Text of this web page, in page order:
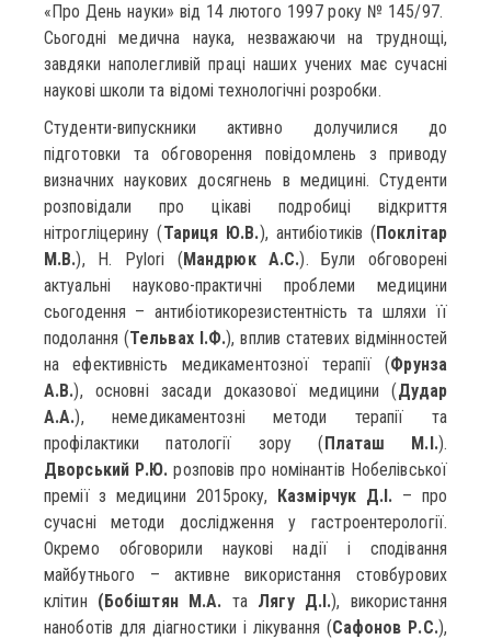
«Про День науки» від 14 лютого 1997 року № 145/97.
Сьогодні медична наука, незважаючи на труднощі,
завдяки наполегливій праці наших учених має сучасні
наукові школи та відомі технологічні розробки.
Студенти-випускники активно долучилися до
підготовки та обговорення повідомлень з приводу
визначних наукових досягнень в медицині. Студенти
розповідали про цікаві подробиці відкриття
нітрогліцерину (Тариця Ю.В.), антибіотиків (Поклітар
М.В.), H. Pylori (Мандрюк А.С.). Були обговорені
актуальні науково-практичні проблеми медицини
сьогодення – антибіотикорезистентність та шляхи її
подолання (Тельвах І.Ф.), вплив статевих відмінностей
на ефективність медикаментозної терапії (Фрунза
А.В.), основні засади доказової медицини (Дудар
А.А.), немедикаментозні методи терапії та
профілактики патології зору (Платаш М.І.).
Дворський Р.Ю. розповів про номінантів Нобелівської
премії з медицини 2015року, Казмірчук Д.І. – про
сучасні методи дослідження у гастроентерології.
Окремо обговорили наукові надії і сподівання
майбутнього – активне використання стовбурових
клітин (Бобіштян М.А. та Лягу Д.І.), використання
наноботів для діагностики і лікування (Сафонов Р.С.),